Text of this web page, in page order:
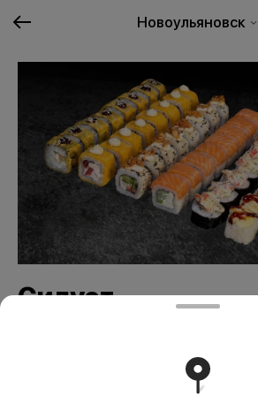
Новоульяновск
Силуэт